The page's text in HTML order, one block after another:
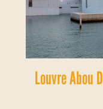
Louvre Abou